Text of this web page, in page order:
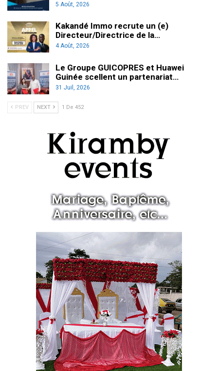
5 Août, 2026
Kakandé Immo recrute un (e)
Directeur/Directrice de la…
4 Août, 2026
Le Groupe GUICOPRES et Huawei
Guinée scellent un partenariat…
31 Juil, 2026
PREV NEXT 1 De 452